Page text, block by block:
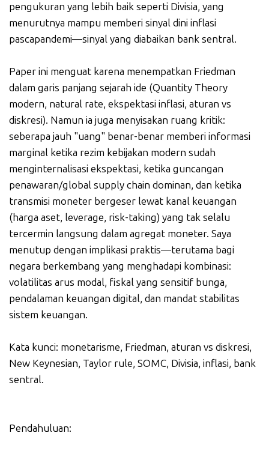
pengukuran yang lebih baik seperti Divisia, yang
menurutnya mampu memberi sinyal dini inflasi
pascapandemi—sinyal yang diabaikan bank sentral.
Paper ini menguat karena menempatkan Friedman
dalam garis panjang sejarah ide (Quantity Theory
modern, natural rate, ekspektasi inflasi, aturan vs
diskresi). Namun ia juga menyisakan ruang kritik:
seberapa jauh "uang" benar-benar memberi informasi
marginal ketika rezim kebijakan modern sudah
menginternalisasi ekspektasi, ketika guncangan
penawaran/global supply chain dominan, dan ketika
transmisi moneter bergeser lewat kanal keuangan
(harga aset, leverage, risk-taking) yang tak selalu
tercermin langsung dalam agregat moneter. Saya
menutup dengan implikasi praktis—terutama bagi
negara berkembang yang menghadapi kombinasi:
volatilitas arus modal, fiskal yang sensitif bunga,
pendalaman keuangan digital, dan mandat stabilitas
sistem keuangan.
Kata kunci: monetarisme, Friedman, aturan vs diskresi,
New Keynesian, Taylor rule, SOMC, Divisia, inflasi, bank
sentral.
Pendahuluan: